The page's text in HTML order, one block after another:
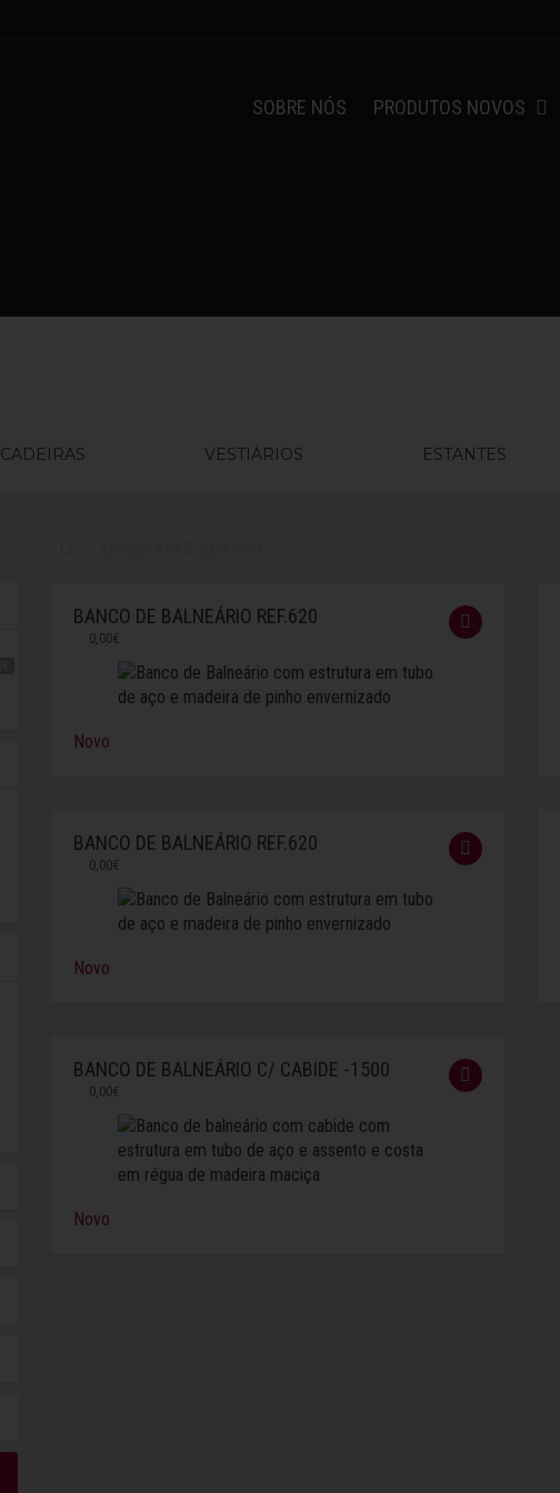
SOBRE NÓS PRODUTOS NOVOS
CADEIRAS VESTIÁRIOS ESTANTES
BANCO DE BALNEÁRIO REF.620
0,00€
Novo
BANCO DE BALNEÁRIO REF.620
0,00€
Novo
BANCO DE BALNEÁRIO C/ CABIDE -1500
0,00€
Novo